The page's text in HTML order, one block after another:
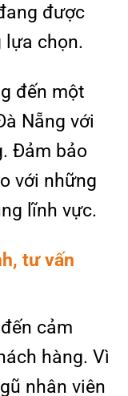
được
lựa chọn.
đến một
Nẵng với
Đảm bảo
với những
lĩnh vực.
tư vấn
cảm
hàng. Vì
nhân viên